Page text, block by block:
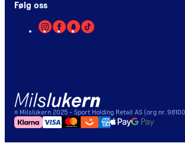
Følg oss
© Milslukern 2025 - Sport Holding Retail AS (org nr.